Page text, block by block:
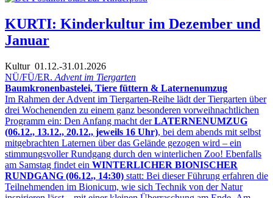
KURTI: Kinderkultur im Dezember und
Januar
Kultur01.12.-31.01.2026
NÜ/FÜ/ER. Advent im Tiergarten
Baumkronenbastelei, Tiere füttern & Laternenumzug
Im Rahmen der Advent im Tiergarten-Reihe lädt der Tiergarten über
drei Wochenenden zu einem ganz besonderen vorweihnachtlichen
Programm ein: Den Anfang macht derLATERNENUMZUG
(06.12., 13.12., 20.12., jeweils 16 Uhr), bei dem abends mit selbst
mitgebrachten Laternen über das Gelände gezogen wird – ein
stimmungsvoller Rundgang durch den winterlichen Zoo! Ebenfalls
am Samstag findet ein WINTERLICHER BIONISCHER
RUNDGANG (06.12., 14:30) statt: Bei dieser Führung erfahren die
Teilnehmenden im Bionicum, wie sich Technik von der Natur